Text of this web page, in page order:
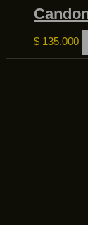
$ 135.000